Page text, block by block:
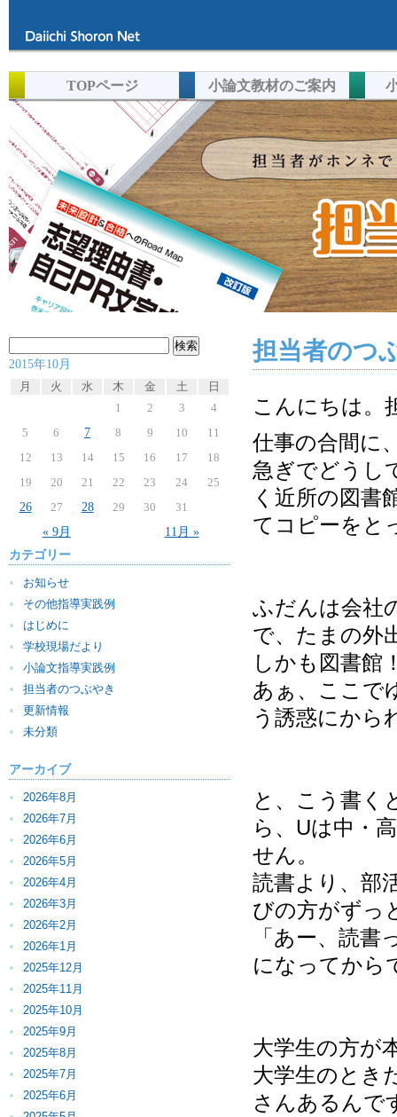
TOPページ 小論文教材のご案内
索:
2015年10月
月
火 水 木 金 土 日
« 9月 11月 »
1 2 3
4
5
6 7 8 9 10
11
12
13 14 15 16 17
18
19
20 21 22 23 24
25
26
27 28 29 30 31
カテゴリー
お知らせ
その他指導実践例
はじめに
学校現場だより
小論文指導実践例
担当者のつぶやき
更新情報
未分類
アーカイブ
2026年8月
2026年7月
2026年6月
2026年5月
2026年4月
2026年3月
2026年2月
2026年1月
2025年12月
2025年11月
2025年10月
2025年9月
2025年8月
2025年7月
2025年6月
担当者のつ
こんにちは。
仕事の合間に
急ぎでどうし
く近所の図書
てコピーをと
ふだんは会社
で、たまの外
しかも図書館
あぁ、ここで
う誘惑にから
と、こう書く
ら、Uは中・
せん。
読書より、部
びの方がずっ
「あー、読
になってから
大学生の方が
大学生のとき
さんあるんで